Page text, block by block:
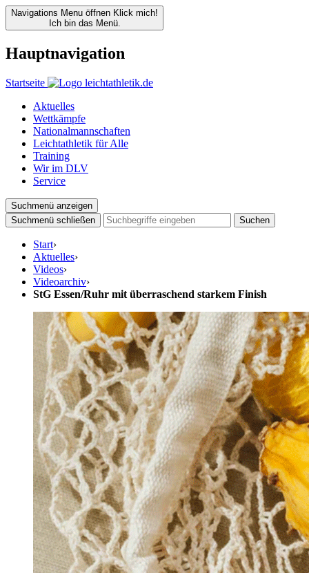
Navigations Menu öffnen Klick mich!
Ich bin das Menü.
Hauptnavigation
Startseite
Aktuelles
Wettkämpfe
Nationalmannschaften
Leichtathletik für Alle
Training
Wir im DLV
Service
Suchmenü anzeigen
Suchmenü schließen
Suchen
Start›
Aktuelles›
Videos›
Videoarchiv›
StG Essen/Ruhr mit überraschend starkem Finish